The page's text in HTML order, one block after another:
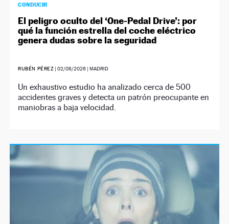
CONDUCIR
El peligro oculto del ‘One-Pedal Drive’: por
qué la función estrella del coche eléctrico
genera dudas sobre la seguridad
RUBÉN PÉREZ |02/08/2026 | MADRID
Un exhaustivo estudio ha analizado cerca de 500
accidentes graves y detecta un patrón preocupante en
maniobras a baja velocidad.